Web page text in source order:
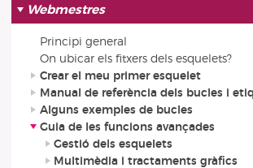
Webmestres
Principi general
On ubicar els fitxers dels esquelets?
Crear el meu primer esquelet
Manual de referència dels bucles i
Alguns exemples de bucles
Guia de les funcions avançades
Gestió dels esquelets
Multimèdia i tractaments gràfics